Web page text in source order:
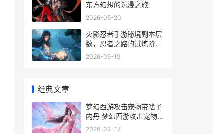
东方幻想的沉浸之旅
2026-05-20
火影忍者手游秘境副本层
数，忍者之路的试炼阶
梯，副标题，秘境攀登，
2026-05-19
经典文章
梦幻西游攻击宠物带啥子
内丹 梦幻西游攻击宠物打
什么内丹
2026-03-17